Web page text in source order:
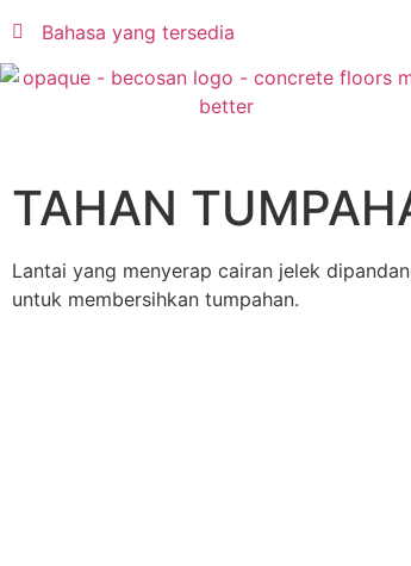
Bahasa yang tersedia
TAHAN
Lantai yang menyerap cairan jelek
untuk membersihkan tumpahan.